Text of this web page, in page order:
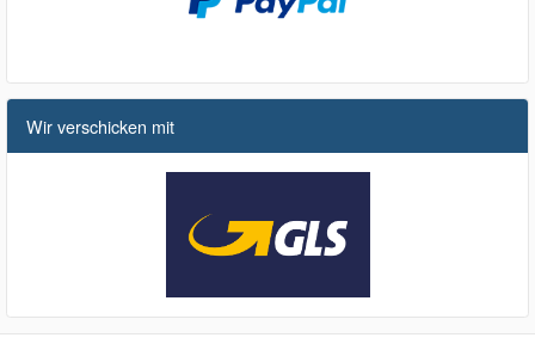
Wir verschicken mit